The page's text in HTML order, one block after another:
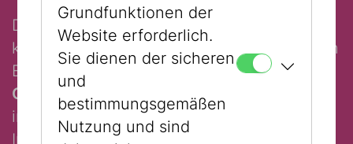
Der OneState Embassy Reisepass
kollektives, performatives Kunstwerk, das in
Echtzeit und im physischen Raum vom
OneState Embassy Art Collective
inszeniert wird – einer konzeptuellen
Initiative, gegründet von palästinensischen
Grundfunktionen der
Website erforderlich.
Sie dienen der sicheren
und
bestimmungsgemäßen
Nutzung und sind